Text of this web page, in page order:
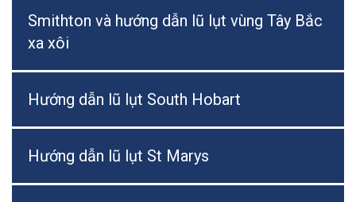
Smithton và hướng dẫn lũ lụt vùng Tây Bắc
xa xôi
Hướng dẫn lũ lụt South Hobart
Hướng dẫn lũ lụt St Marys